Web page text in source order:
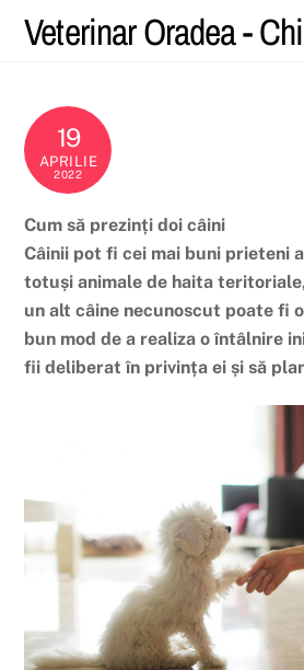
Veterinar Oradea -
19
APRILIE
2022
Cum să prezinți doi câini
Câinii pot fi cei mai buni prieteni
totuși animale de haita
un alt câine necunoscut poate fi
bun mod de a realiza o întâlnire
fii deliberat în privința ei și să